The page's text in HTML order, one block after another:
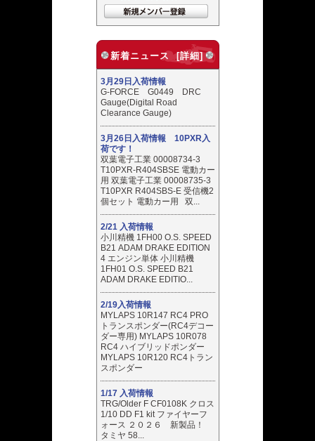
新着ニュース [詳細]
3月29日入荷情報
G-FORCE G0449 DRC
Gauge(Digital Road
Clearance Gauge)
3月26日入荷情報 10PXR入
荷です！
双葉電子工業 00008734-3
T10PXR-R404SBSE 電動カー
用 双葉電子工業 00008735-3
T10PXR R404SBS-E 受信機2
個セット 電動カー用 双...
2/21 入荷情報
小川精機 1FH00 O.S. SPEED
B21 ADAM DRAKE EDITION
4 エンジン単体 小川精機
1FH01 O.S. SPEED B21
ADAM DRAKE EDITIO...
2/19入荷情報
MYLAPS 10R147 RC4 PRO
トランスポンダー(RC4デコー
ダー専用) MYLAPS 10R078
RC4 ハイブリッドポンダー
MYLAPS 10R120 RC4トラン
スポンダー
1/17 入荷情報
TRG/Older F CF0108K クロス
1/10 DD F1 kit ファイヤーフ
ォース ２０２６ 新製品！
タミヤ 58...